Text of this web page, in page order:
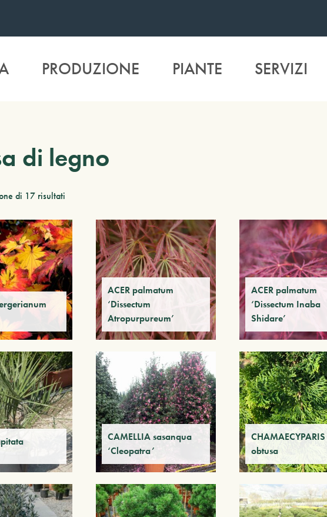
PRODUZIONE PIANTE SERVIZI
di legno
di 17 risultati
ACER palmatum
‘Dissectum
Atropurpureum’
ACER palmatum
‘Dissectum Inaba
Shidare’
CAMELLIA sasanqua
‘Cleopatra’
CHAMAECYPARIS
obtusa